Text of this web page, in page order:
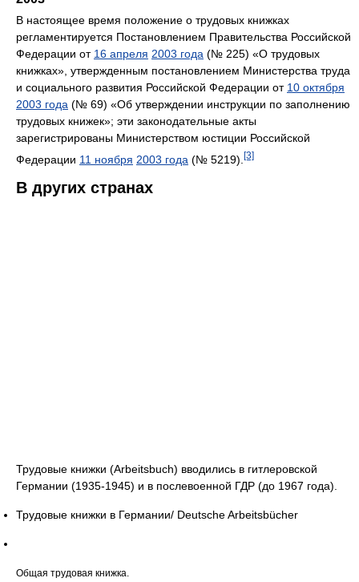
В настоящее время положение о трудовых книжках
регламентируется Постановлением Правительства Российской
Федерации от 16 апреля 2003 года (№ 225) «О трудовых
книжках», утвержденным постановлением Министерства труда
и социального развития Российской Федерации от 10 октября
2003 года (№ 69) «Об утверждении инструкции по заполнению
трудовых книжек»; эти законодательные акты
зарегистрированы Министерством юстиции Российской
Федерации 11 ноября 2003 года (№ 5219). [3]
В других странах
Трудовые книжки (Arbeitsbuch) вводились в гитлеровской
Германии (1935-1945) и в послевоенной ГДР (до 1967 года).
Трудовые книжки в Германии/ Deutsche Arbeitsbücher
Общая трудовая книжка.